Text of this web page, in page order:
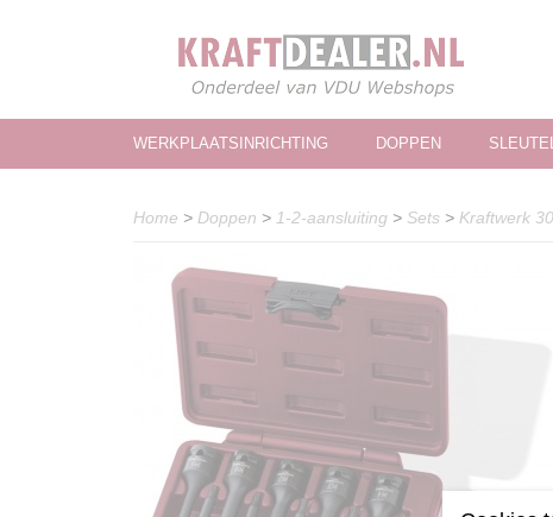
WERKPLAATSINRICHTING DOPPEN
Home > Doppen > 1-2-aansluiting > Sets > Kraftwerk